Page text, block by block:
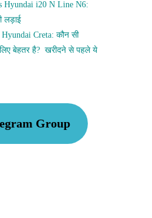
Hyundai i20 N Line N6:
लड़ाई
Creta: कौन सी
बेहतर है? खरीदने से पहले ये
Group